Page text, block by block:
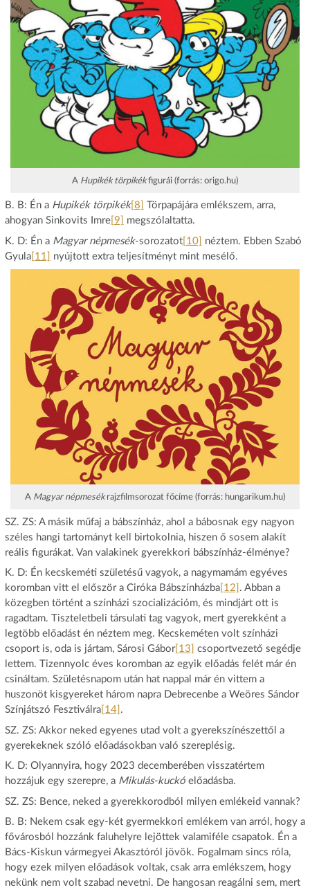
A Hupikék törpikékfigurái (forrás: origo.hu)
B. B: Én a Hupikék törpikék[8]
Törpapájára emlékszem, arra,
ahogyan Sinkovits Imre[9]
megszólaltatta.
K. D: Én a Magyar népmesék-sorozatot[10]
néztem. Ebben Szabó
Gyula[11] nyújtott extra teljesítményt mint mesélő.
A Magyar népmesékrajzfilmsorozat főcíme (forrás: hungarikum.hu)
SZ. ZS: A másik műfaj a bábszínház, ahol a bábosnak egy nagyon
széles hangi tartományt kell birtokolnia, hiszen ő sosem alakít
reális figurákat. Van valakinek gyerekkori bábszínház-élménye?
K. D: Én kecskeméti születésű vagyok, a nagymamám egyéves
koromban vitt el először a Ciróka Bábszínházba[12] . Abban a
közegben történt a színházi szocializációm, és mindjárt ott is
ragadtam. Tiszteletbeli társulati tag vagyok, mert gyerekként a
legtöbb előadást én néztem meg. Kecskeméten volt színházi
csoport is, oda is jártam, Sárosi Gábor[13]
csoportvezető segédje
lettem. Tizennyolc éves koromban az egyik előadás felét már én
csináltam. Születésnapom után hat nappal már én vittem a
huszonöt kisgyereket három napra Debrecenbe a Weöres Sándor
Színjátszó Fesztiválra[14] .
SZ. ZS: Akkor neked egyenes utad volt a gyerekszínészettől a
gyerekeknek szóló előadásokban való szereplésig.
K. D: Olyannyira, hogy 2023 decemberében visszatértem
hozzájuk egy szerepre, a Mikulás-kuckóelőadásba.
SZ. ZS: Bence, neked a gyerekkorodból milyen emlékeid vannak?
B. B: Nekem csak egy-két gyermekkori emlékem van arról, hogy a
fővárosból hozzánk faluhelyre lejöttek valamiféle csapatok. Én a
Bács-Kiskun vármegyei Akasztóról jövök. Fogalmam sincs róla,
hogy ezek milyen előadások voltak, csak arra emlékszem, hogy
nekünk nem volt szabad nevetni. De hangosan reagálni sem, mert